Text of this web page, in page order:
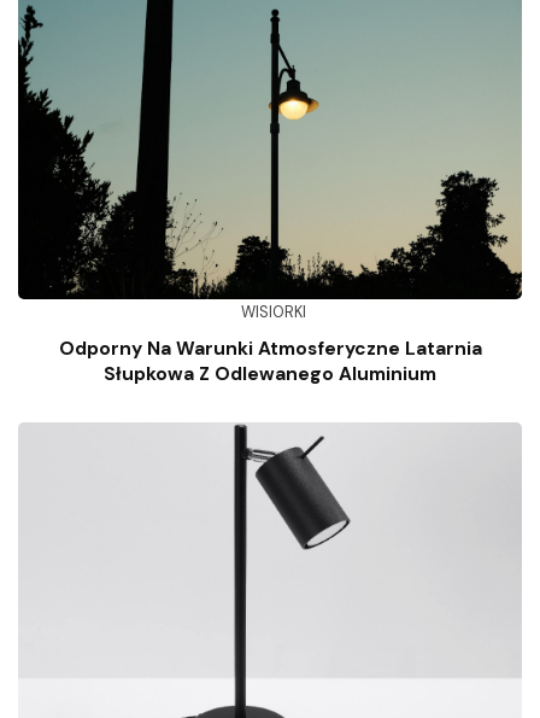
WISIORKI
Odporny Na Warunki Atmosferyczne Latarnia
Słupkowa Z Odlewanego Aluminium